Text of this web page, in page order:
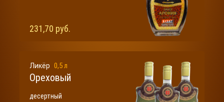
231,70 руб.
Ликёр 0,5 л
Ореховый
десертный